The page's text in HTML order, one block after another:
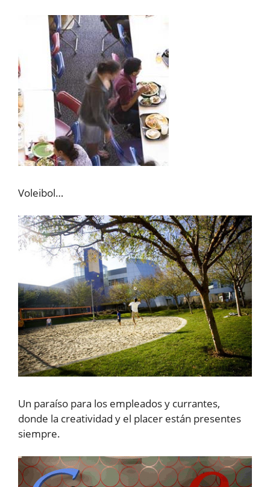
Voleibol…
Un paraíso para los empleados y currantes,
donde la creatividad y el placer están presentes
siempre.